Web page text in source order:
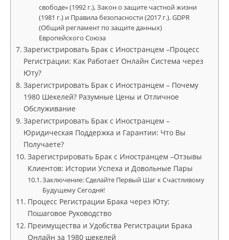
свободе» (1992 г.), Закон о защите частной жизни
(1981 г.) и Правила безопасности (2017 г.). GDPR
(Общий регламент по защите данных)
Европейского Союза
Зарегистрировать Брак с Иностранцем –Процесс
Регистрации: Как Работает Онлайн Система через
Юту?
Зарегистрировать Брак с Иностранцем – Почему
1980 Шекелей? Разумные Цены и Отличное
Обслуживание
Зарегистрировать Брак с Иностранцем –
Юридическая Поддержка и Гарантии: Что Вы
Получаете?
Зарегистрировать Брак с Иностранцем –Отзывы
Клиентов: Истории Успеха и Довольные Пары
Заключение: Сделайте Первый Шаг к Счастливому
Будущему Сегодня!
Процесс Регистрации Брака через Юту:
Пошаговое Руководство
Преимущества и Удобства Регистрации Брака
Онлайн за 1980 шекелей